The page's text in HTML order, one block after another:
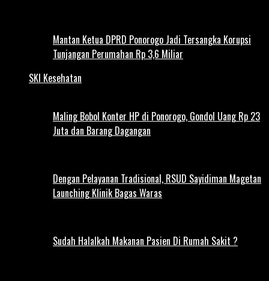
Mantan Ketua DPRD Ponorogo Jadi Tersangka Korupsi
Tunjangan Perumahan Rp 3,6 Miliar
SKI Kesehatan
Maling Bobol Konter HP di Ponorogo, Gondol Uang Rp 23
Juta dan Barang Dagangan
Dengan Pelayanan Tradisional, RSUD Sayidiman Magetan
Launching Klinik Bagas Waras
Sudah Halalkah Makanan Pasien Di Rumah Sakit ?